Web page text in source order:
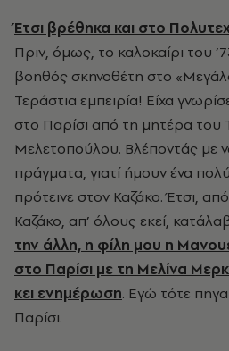
Έτσι βρέθηκα και στο
Πριν, όμως, το καλοκαίρι του
βοηθός σκηνοθέτη στο
Τεράστια εμπειρία! Είχα
στο Παρίσι από τη μητέρα του
Μελετοπούλου. Βλέποντάς με
πράγματα, γιατί ήμουν ένα
πρότεινε στον Καζάκο. Έτσι,
Καζάκο, απ’ όλους εκεί,
την άλλη, η φίλη μου η
στο Παρίσι με τη Μελίνα
κει ενημέρωση. Εγώ τότε
Παρίσι.